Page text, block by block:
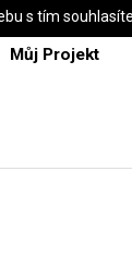
Můj Projekt
s tím souhlasíte.